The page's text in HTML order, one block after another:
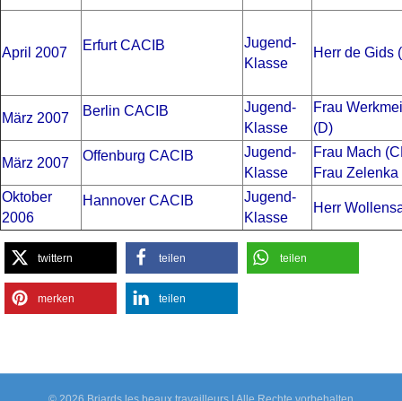
April 2007 Erfurt CACIB
Jugend-
Klasse
Herr de Gids
März 2007 Berlin CACIB
Jugend-
Klasse
Frau
(D)
März 2007 Offenburg CACIB
Jugend-
Klasse
Frau Mach
Frau Zelenka
Oktober
2006
Hannover CACIB
Jugend-
Klasse
Herr
twittern teilen teilen
merken teilen